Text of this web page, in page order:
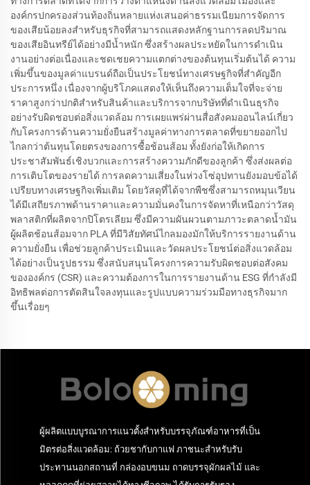
องค์กรปกครองส่วนท้องถิ่นหลายแห่งเสนอค่าธรรมเนียมการจัดการ
ของเสียน้อยลงสำหรับธุรกิจที่สามารถแสดงหลักฐานการลดปริมาณ
ของเสียอินทรีย์ได้อย่างมีน้ำหนัก ซึ่งสร้างผลประหยัดในการดำเนิน
งานอย่างต่อเนื่องและชดเชยความแตกต่างของต้นทุนเริ่มต้นได้ ความ
เพิ่มขึ้นของมูลค่าแบรนด์ถือเป็นประโยชน์ทางเศรษฐกิจที่สำคัญอีก
ประการหนึ่ง เนื่องจากผู้บริโภคแสดงให้เห็นถึงความเต็มใจที่จะจ่าย
ราคาสูงกว่าปกติสำหรับสินค้าและบริการจากบริษัทที่ดำเนินธุรกิจ
อย่างรับผิดชอบต่อสิ่งแวดล้อม การเผยแพร่ผ่านสื่อสังคมออนไลน์เกี่ยว
กับโครงการด้านความยั่งยืนสร้างมูลค่าทางการตลาดที่ขยายออกไป
ไกลกว่าต้นทุนโดยตรงของการซื้อช้อนส้อม ทั้งยังก่อให้เกิดการ
ประชาสัมพันธ์เชิงบวกและการสร้างความภักดีของลูกค้า ซึ่งส่งผลต่อ
การเติบโตของรายได้ การลดความเสี่ยงในห่วงโซ่อุปทานยังมอบข้อได้
เปรียบทางเศรษฐกิจเพิ่มเติม โดยวัสดุที่ได้จากพืชซึ่งสามารถหมุนเวียน
ได้มีเสถียรภาพด้านราคาและความมั่นคงในการจัดหาที่เหนือกว่าวัสดุ
พลาสติกที่ผลิตจากปิโตรเลียม ซึ่งมีความผันผวนตามภาวะตลาดน้ำมัน
ผู้ผลิตช้อนส้อมจาก PLA ที่มีวิสัยทัศน์ไกลมองมักให้บริการรายงานด้าน
ความยั่งยืน เพื่อช่วยลูกค้าประเมินและวัดผลประโยชน์ต่อสิ่งแวดล้อม
ได้อย่างเป็นรูปธรรม ซึ่งสนับสนุนโครงการความรับผิดชอบต่อสังคม
ขององค์กร (CSR) และความต้องการในการรายงานด้าน ESG ที่กำลังมี
อิทธิพลต่อการตัดสินใจลงทุนและรูปแบบความร่วมมือทางธุรกิจมาก
ขึ้นเรื่อยๆ
ผู้ผลิตแบบบูรณาการแนวตั้งสำหรับบรรจุภัณฑ์อาหารที่เป็น
มิตรต่อสิ่งแวดล้อม: ถ้วยชากับกาแฟ ภาชนะสำหรับรับ
ประทานนอกสถานที่ กล่องอบขนม ถาดบรรจุผักผลไม้ และ